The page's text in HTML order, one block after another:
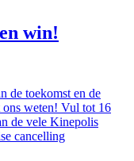
win!
de toekomst en de
weten! Vul tot 16
de vele Kinepolis
cancelling